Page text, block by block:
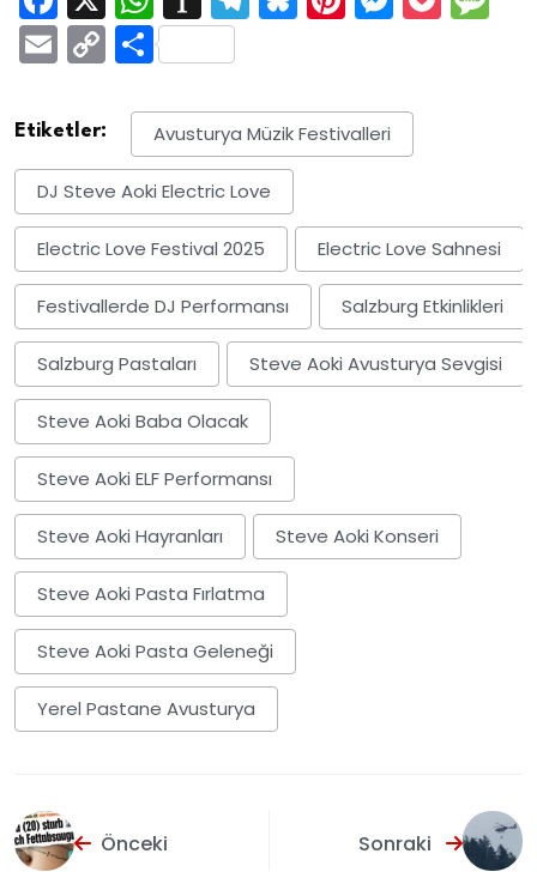
EmailCopy
Link
Share
Etiketler: Avusturya Müzik Festivalleri
DJ Steve Aoki Electric Love
Electric Love Festival 2025 Electric Love Sahnesi
Festivallerde DJ Performansı Salzburg Etkinlikleri
Salzburg Pastaları Steve Aoki Avusturya Sevgisi
Steve Aoki Baba Olacak
Steve Aoki ELF Performansı
Steve Aoki Hayranları Steve Aoki Konseri
Steve Aoki Pasta Fırlatma
Steve Aoki Pasta Geleneği
Yerel Pastane Avusturya
Önceki Sonraki